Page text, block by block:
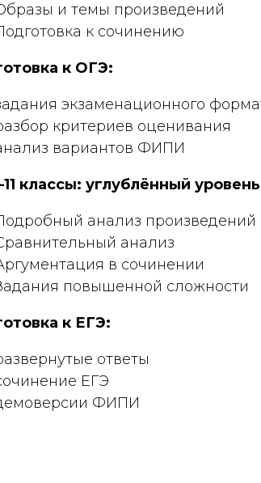
и темы произведений
к сочинению
к ОГЭ:
экзаменационного
критериев оценивания
вариантов ФИПИ
классы: углублённый
анализ произведений
анализ
в сочинении
повышенной сложности
к ЕГЭ:
ответы
ЕГЭ
ФИПИ